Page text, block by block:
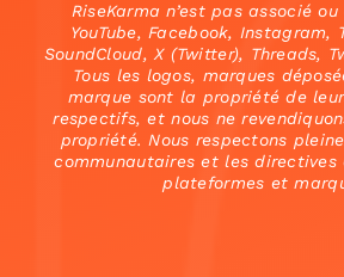
RiseKarma n’est pas associé
YouTube, Facebook, Instagram,
SoundCloud, X (Twitter), Threads,
Tous les logos, marques
marque sont la propriété de
respectifs, et nous ne
propriété. Nous respectons
communautaires et les
plateformes et